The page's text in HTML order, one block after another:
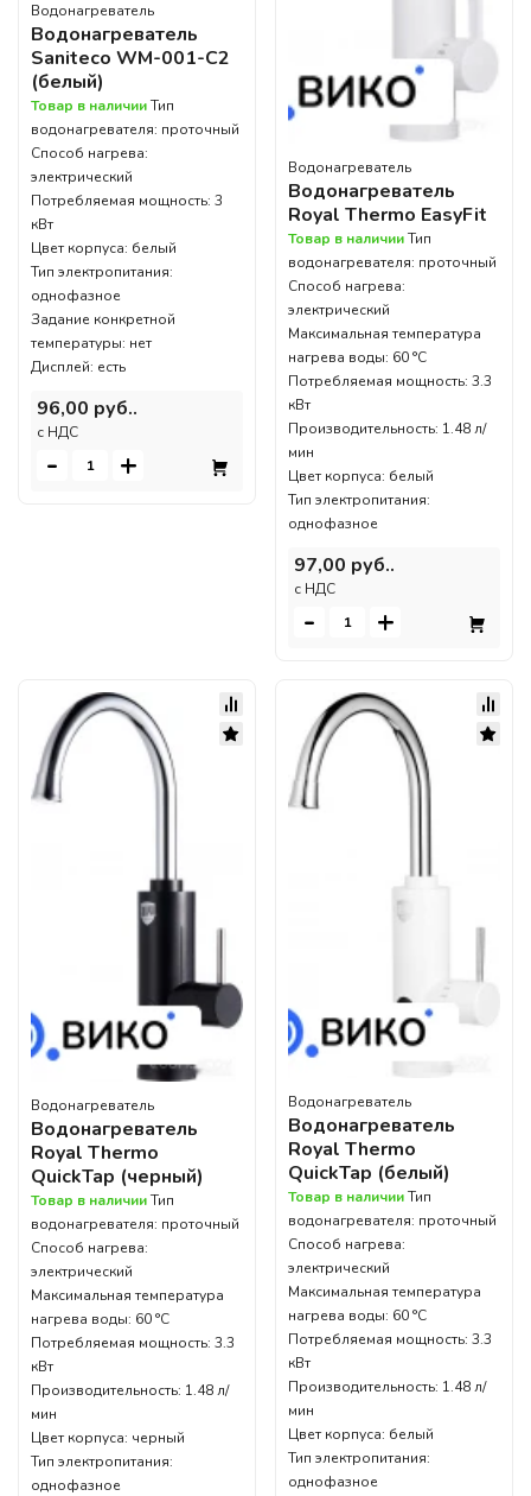
Водонагреватель
Водонагреватель
Saniteco WM-001-C2
(белый)
Товар в наличииТип
водонагревателя: проточный
Способ нагрева:
электрический
Потребляемая мощность: 3
кВт
Цвет корпуса: белый
Тип электропитания:
однофазное
Задание конкретной
температуры: нет
Дисплей: есть
96,00 руб..
c НДС
- +
Водонагреватель
Водонагреватель
Royal Thermo EasyFit
Товар в наличииТип
водонагревателя: проточный
Способ нагрева:
электрический
Максимальная температура
нагрева воды: 60 °С
Потребляемая мощность: 3.3
кВт
Производительность: 1.48 л/
мин
Цвет корпуса: белый
Тип электропитания:
однофазное
97,00 руб..
c НДС
- +
Водонагреватель
Водонагреватель
Royal Thermo
QuickTap (черный)
Товар в наличииТип
водонагревателя: проточный
Способ нагрева:
электрический
Максимальная температура
нагрева воды: 60 °С
Потребляемая мощность: 3.3
кВт
Производительность: 1.48 л/
мин
Цвет корпуса: черный
Тип электропитания:
однофазное
Водонагреватель
Водонагреватель
Royal Thermo
QuickTap (белый)
Товар в наличииТип
водонагревателя: проточный
Способ нагрева:
электрический
Максимальная температура
нагрева воды: 60 °С
Потребляемая мощность: 3.3
кВт
Производительность: 1.48 л/
мин
Цвет корпуса: белый
Тип электропитания:
однофазное